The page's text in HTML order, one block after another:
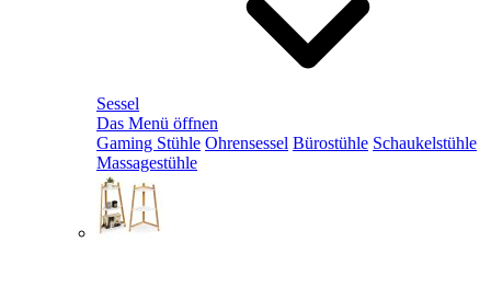
Sessel
Das Menü öffnen
Gaming Stühle Ohrensessel Bürostühle Schaukelstühle
Massagestühle